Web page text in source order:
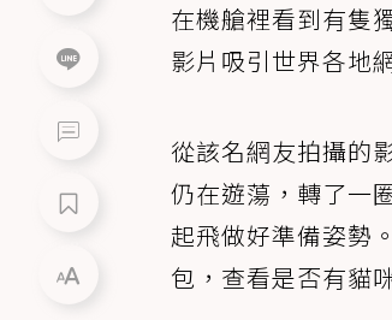
在機艙裡看到有隻
影片吸引世界各地
從該名網友拍攝的
仍在遊蕩，轉了一
起飛做好準備姿勢
包，查看是否有貓